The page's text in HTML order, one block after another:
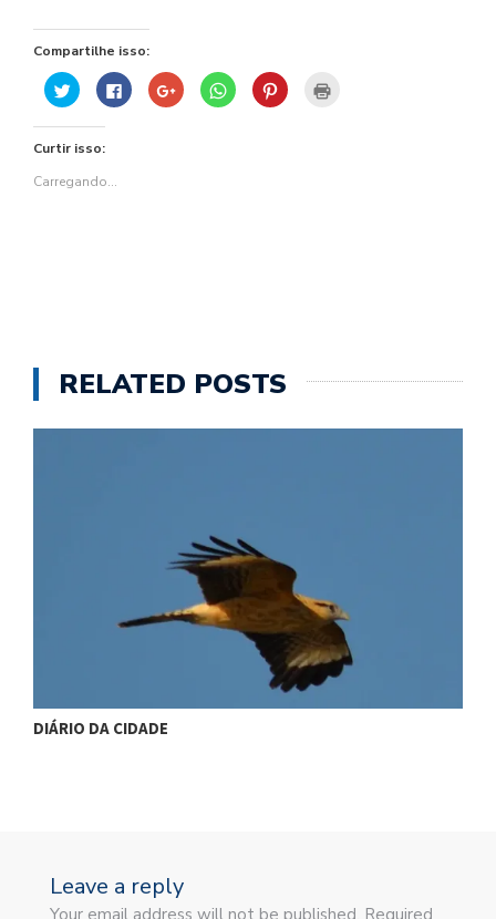
Compartilhe isso:
Clique
para
compartilhar
no
em
janela)
Clique
para
compartilhar
Compartilhe
no
Google+
Clique
para
compartilhar
Clique
para
Curtir isso:
Carregando...
RELATED POSTS
DIÁRIO DA CIDADE
Leave a reply